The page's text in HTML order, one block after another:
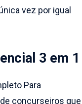
vez por igual
3 em 1
Para
concurseiros que